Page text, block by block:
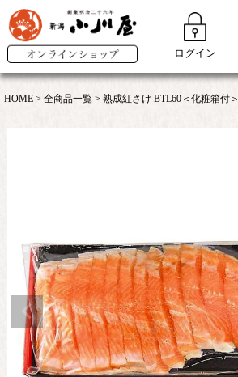
ログイン
HOME 全商品一覧 熟成紅さけ BTL60＜化粧箱付＞